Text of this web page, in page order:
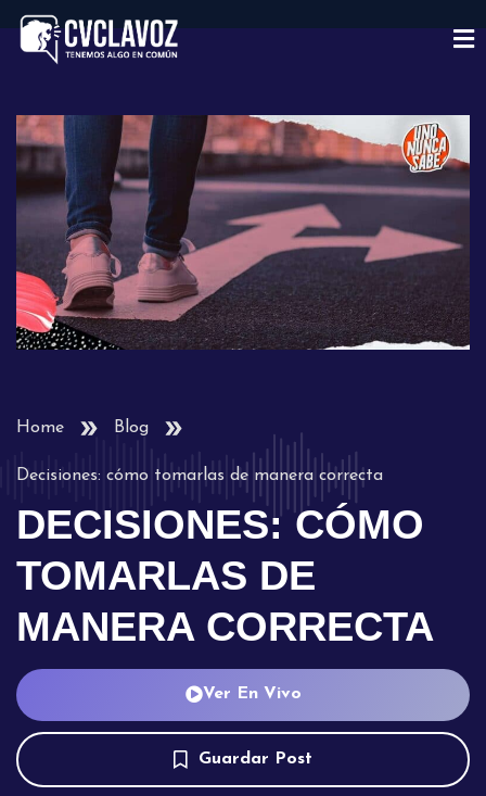
Home Blog
Decisiones: cómo tomarlas de manera correcta
DECISIONES: CÓMO
TOMARLAS DE
MANERA CORRECTA
Ver En Vivo
Guardar Post